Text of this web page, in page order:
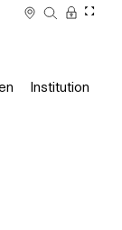
Institution